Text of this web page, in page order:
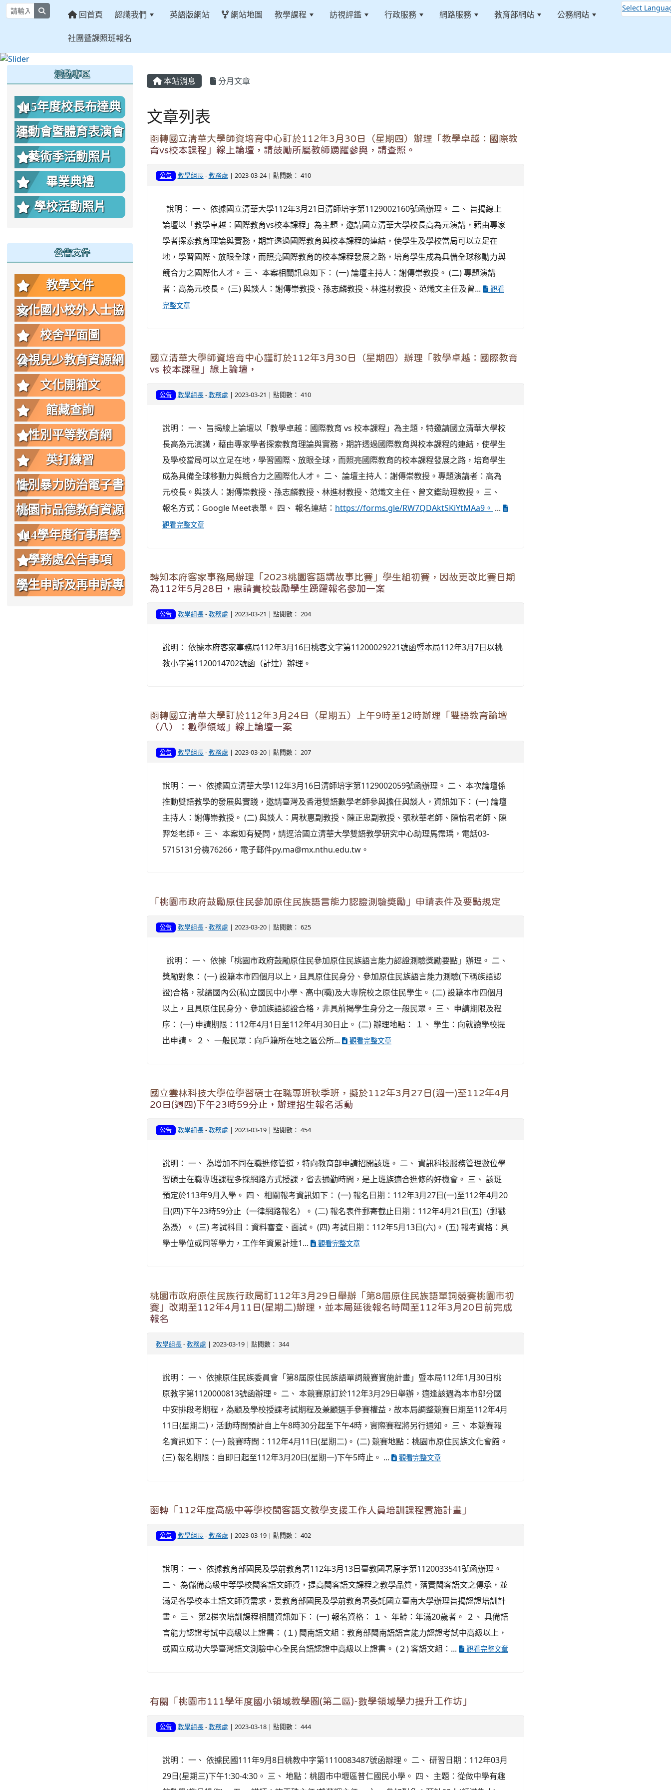
回首頁 認識我們 英語版網站 網站地圖 教學課程 訪視評鑑 行政服務 網路服務 教育部網站 公務網站
社團暨課照班報名
Select
本站消息 分月文章
文章列表
函轉國立清華大學師資培育中心訂於112年3月30日（星期四）辦理「教學卓越：國際教
育vs校本課程」線上論壇，請鼓勵所屬教師踴躍參與，請查照。
公告 教學組長-教務處 | 2023-03-24 | 點閱數： 410
說明： 一、 依據國立清華大學112年3月21日清師培字第1129002160號函辦理。 二、 旨揭線上
論壇以「教學卓越：國際教育vs校本課程」為主題，邀請國立清華大學校長高為元演講，藉由專家
學者探索教育理論與實務，期許透過國際教育與校本課程的連結，使學生及學校當局可以立足在
地，學習國際、放眼全球，而照亮國際教育的校本課程發展之路，培育學生成為具備全球移動力與
競合力之國際化人才。 三、 本案相關訊息如下： (一) 論壇主持人：謝傳崇教授。 (二) 專題演講
者：高為元校長。 (三) 與談人：謝傳崇教授、孫志麟教授、林進材教授、范熾文主任及曾...
觀看
完整文章
國立清華大學師資培育中心謹訂於112年3月30日（星期四）辦理「教學卓越：國際教育
vs 校本課程」線上論壇，
公告 教學組長-教務處 | 2023-03-21 | 點閱數： 410
說明： 一、 旨揭線上論壇以「教學卓越：國際教育 vs 校本課程」為主題，特邀請國立清華大學校
長高為元演講，藉由專家學者探索教育理論與實務，期許透過國際教育與校本課程的連結，使學生
及學校當局可以立足在地，學習國際、放眼全球，而照亮國際教育的校本課程發展之路，培育學生
成為具備全球移動力與競合力之國際化人才。 二、 論壇主持人：謝傳崇教授。專題演講者：高為
元校長。與談人：謝傳崇教授、孫志麟教授、林進材教授、范熾文主任、曾文鑑助理教授。 三、
報名方式：Google Meet表單。 四、 報名連結： https://forms.gle/RW7QDAktSKiYtMAa9。 ...
觀看完整文章
轉知本府客家事務局辦理「2023桃園客語講故事比賽」學生組初賽，因故更改比賽日期
為112年5月28日，惠請貴校鼓勵學生踴躍報名參加一案
公告 教學組長-教務處 | 2023-03-21 | 點閱數： 204
說明： 依據本府客家事務局112年3月16日桃客文字第11200029221號函暨本局112年3月7日以桃
教小字第1120014702號函（計達）辦理。
函轉國立清華大學訂於112年3月24日（星期五）上午9時至12時辦理「雙語教育論壇
（八）：數學領域」線上論壇一案
公告 教學組長-教務處 | 2023-03-20 | 點閱數： 207
說明： 一、 依據國立清華大學112年3月16日清師培字第1129002059號函辦理。 二、 本次論壇係
推動雙語教學的發展與實踐，邀請臺灣及香港雙語數學老師參與擔任與談人，資訊如下： (一) 論壇
主持人：謝傳崇教授。 (二) 與談人：周秋惠副教授、陳正忠副教授、張秋華老師、陳怡君老師、陳
羿彣老師。 三、 本案如有疑問，請逕洽國立清華大學雙語教學研究中心助理馬霈瑀，電話03-
5715131分機76266，電子郵件py.ma@mx.nthu.edu.tw。
「桃園市政府鼓勵原住民參加原住民族語言能力認證測驗獎勵」申請表件及要點規定
公告 教學組長-教務處 | 2023-03-20 | 點閱數： 625
說明： 一、 依據「桃園市政府鼓勵原住民參加原住民族語言能力認證測驗獎勵要點」辦理。 二、
獎勵對象： (一) 設籍本市四個月以上，且具原住民身分、參加原住民族語言能力測驗(下稱族語認
證)合格，就讀國內公(私)立國民中小學、高中(職)及大專院校之原住民學生。 (二) 設籍本市四個月
以上，且具原住民身分、參加族語認證合格，非具前揭學生身分之一般民眾。 三、 申請期限及程
序： (一) 申請期限：112年4月1日至112年4月30日止。 (二) 辦理地點： １、 學生：向就讀學校提
出申請。 ２、 一般民眾：向戶籍所在地之區公所...
觀看完整文章
國立雲林科技大學位學習碩士在職專班秋季班，擬於112年3月27日(週一)至112年4月
20日(週四)下午23時59分止，辦理招生報名活動
公告 教學組長-教務處 | 2023-03-19 | 點閱數： 454
說明： 一、 為增加不同在職進修管道，特向教育部申請招開該班。 二、 資訊科技服務管理數位學
習碩士在職專班課程多採網路方式授課，省去通勤時間，是上班族適合進修的好機會。 三、 該班
預定於113年9月入學。 四、 相關報考資訊如下： (一) 報名日期：112年3月27日(一)至112年4月20
日(四)下午23時59分止（一律網路報名）。 (二) 報名表件郵寄截止日期：112年4月21日(五)（郵戳
為憑）。 (三) 考試科目：資料審查、面試。 (四) 考試日期：112年5月13日(六)。 (五) 報考資格：具
學士學位或同等學力，工作年資累計達1...
觀看完整文章
桃園市政府原住民族行政局訂112年3月29日舉辦「第8屆原住民族語單詞競賽桃園市初
賽」改期至112年4月11日(星期二)辦理，並本局延後報名時間至112年3月20日前完成
報名
教學組長-教務處 | 2023-03-19 | 點閱數： 344
說明： 一、 依據原住民族委員會「第8屆原住民族語單詞競賽實施計畫」暨本局112年1月30日桃
原教字第1120000813號函辦理。 二、 本競賽原訂於112年3月29日舉辦，適逢該週為本市部分國
中安排段考期程，為顧及學校授課考試期程及兼顧選手參賽權益，故本局調整競賽日期至112年4月
11日(星期二)，活動時間預計自上午8時30分起至下午4時，實際賽程將另行通知。 三、 本競賽報
名資訊如下： (一) 競賽時間：112年4月11日(星期二)。 (二) 競賽地點：桃園市原住民族文化會館。
(三) 報名期限：自即日起至112年3月20日(星期一)下午5時止。 ...
觀看完整文章
函轉「112年度高級中等學校閩客語文教學支援工作人員培訓課程實施計畫」
公告 教學組長-教務處 | 2023-03-19 | 點閱數： 402
說明： 一、 依據教育部國民及學前教育署112年3月13日臺教國署原字第1120033541號函辦理。
二、 為儲備高級中等學校閩客語文師資，提高閩客語文課程之教學品質，落實閩客語文之傳承，並
滿足各學校本土語文師資需求，爰教育部國民及學前教育署委託國立臺南大學辦理旨揭認證培訓計
畫。 三、 第2梯次培訓課程相關資訊如下： (一) 報名資格： １、 年齡：年滿20歲者。 ２、 具備語
言能力認證考試中高級以上證書： (１) 閩南語文組：教育部閩南語語言能力認證考試中高級以上，
或國立成功大學臺灣語文測驗中心全民台語認證中高級以上證書。 (２) 客語文組：...
觀看完整文章
有關「桃園市111學年度國小領域教學圈(第二區)-數學領域學力提升工作坊」
公告 教學組長-教務處 | 2023-03-18 | 點閱數： 444
說明： 一、 依據民國111年9月8日桃教中字第1110083487號函辦理。 二、 研習日期：112年03月
29日(星期三)下午1:30-4:30。 三、 地點：桃園市中壢區普仁國民小學。 四、 主題：從做中學有趣
活動專區
115年度校長布達典
禮照片
運動會暨體育表演會
照片
藝術季活動照片
畢業典禮
學校活動照片
公告文件
教學文件
文化國小校外人士協
助教學或活動要點
校舍平面圖
公視兒少教育資源網
文化開箱文
館藏查詢
性別平等教育網
英打練習
性別暴力防治電子書
桃園市品德教育資源
網
114學年度行事曆學
生版
學務處公告事項
學生申訴及再申訴專